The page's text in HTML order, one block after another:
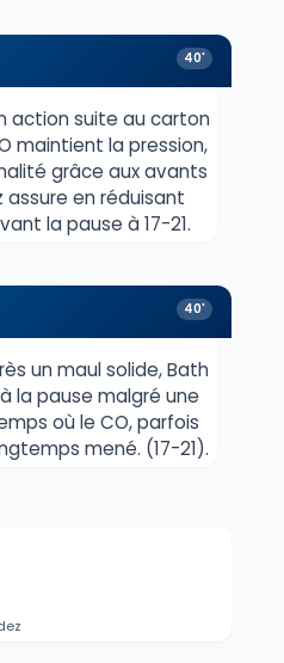
40'
action suite au carton
maintient la pression,
grâce aux avants
assure en réduisant
la pause à 17-21.
40'
un maul solide, Bath
la pause malgré une
où le CO, parfois
mené. (17-21).